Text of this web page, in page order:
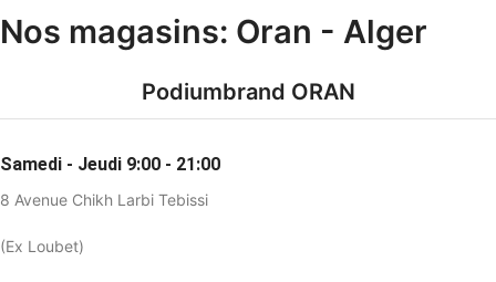
Nos magasins: Oran - Alger
Podiumbrand ORAN
Samedi - Jeudi 9:00 - 21:00
8 Avenue Chikh Larbi Tebissi
(Ex Loubet)